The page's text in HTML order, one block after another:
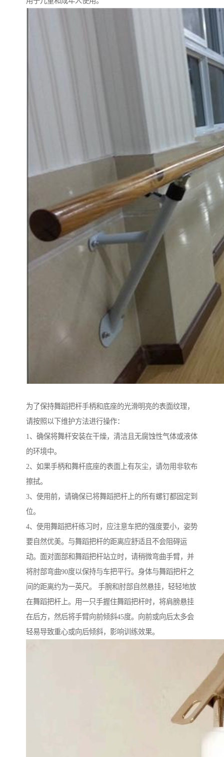
为了保持舞蹈把杆手柄和底座的光滑明亮的表面纹理，
请按照以下维护方法进行操作：
1、确保将舞杆安装在干燥，清洁且无腐蚀性气体或液体
的环境中。
2、如果手柄和舞杆底座的表面上有灰尘，请勿用非软布
擦拭。
3、使用前，请确保已将舞蹈把杆上的所有螺钉都固定到
位。
4、使用舞蹈把杆练习时，应注意车把的强度要小，姿势
要自然优美。与舞蹈把杆的距离应舒适且不会阻碍运
动。面对面部和舞蹈把杆站立时，请稍微弯曲手臂，并
将肘部弯曲90度以保持与车把平行。身体与舞蹈把杆之
间的距离约为一英尺。 手腕和肘部自然悬挂，轻轻地放
在舞蹈把杆上。用一只手握住舞蹈把杆时，将肩膀悬挂
在后方，然后将手臂向前倾斜45度。向前或向后太多会
轻易导致重心或向后倾斜，影响训练效果。